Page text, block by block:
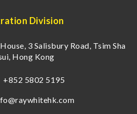
Division
3 Salisbury Road, Tsim Sha
Hong Kong
+852 5802 5195